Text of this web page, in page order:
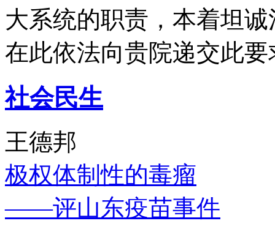
大系统的职责，本着坦
在此依法向贵院递交此要
社会民生
王德邦
极权体制性的毒瘤
——评山东疫苗事件